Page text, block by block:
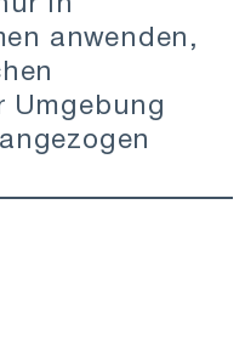
anwenden,
Umgebung